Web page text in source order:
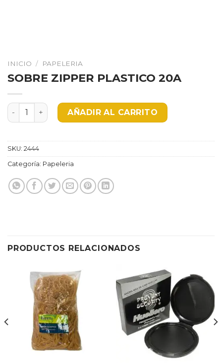
INICIO / PAPELERIA
SOBRE ZIPPER PLASTICO 20A
SOBRE ZIPPER PLASTICO 20A cantidad
AÑADIR AL CARRITO
SKU: 2444
Categoría: Papeleria
PRODUCTOS RELACIONADOS